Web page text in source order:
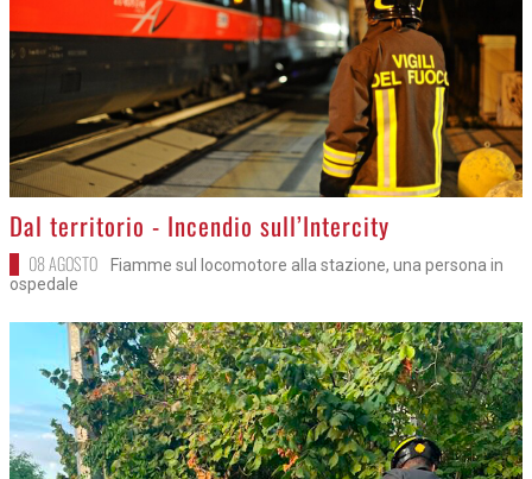
>
Dal territorio - Incendio sull’Intercity
08 AGOSTO
Fiamme sul locomotore alla stazione, una persona in
ospedale